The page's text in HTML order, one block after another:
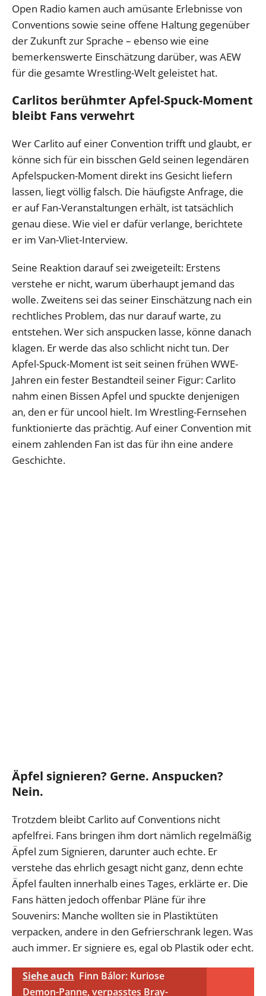
Open Radio kamen auch amüsante Erlebnisse von
Conventions sowie seine offene Haltung gegenüber
der Zukunft zur Sprache – ebenso wie eine
bemerkenswerte Einschätzung darüber, was AEW
für die gesamte Wrestling-Welt geleistet hat.
Carlitos berühmter Apfel-Spuck-Moment
bleibt Fans verwehrt
Wer Carlito auf einer Convention trifft und glaubt, er
könne sich für ein bisschen Geld seinen legendären
Apfelspucken-Moment direkt ins Gesicht liefern
lassen, liegt völlig falsch. Die häufigste Anfrage, die
er auf Fan-Veranstaltungen erhält, ist tatsächlich
genau diese. Wie viel er dafür verlange, berichtete
er im Van-Vliet-Interview.
Seine Reaktion darauf sei zweigeteilt: Erstens
verstehe er nicht, warum überhaupt jemand das
wolle. Zweitens sei das seiner Einschätzung nach ein
rechtliches Problem, das nur darauf warte, zu
entstehen. Wer sich anspucken lasse, könne danach
klagen. Er werde das also schlicht nicht tun. Der
Apfel-Spuck-Moment ist seit seinen frühen WWE-
Jahren ein fester Bestandteil seiner Figur: Carlito
nahm einen Bissen Apfel und spuckte denjenigen
an, den er für uncool hielt. Im Wrestling-Fernsehen
funktionierte das prächtig. Auf einer Convention mit
einem zahlenden Fan ist das für ihn eine andere
Geschichte.
Äpfel signieren? Gerne. Anspucken?
Nein.
Trotzdem bleibt Carlito auf Conventions nicht
apfelfrei. Fans bringen ihm dort nämlich regelmäßig
Äpfel zum Signieren, darunter auch echte. Er
verstehe das ehrlich gesagt nicht ganz, denn echte
Äpfel faulten innerhalb eines Tages, erklärte er. Die
Fans hätten jedoch offenbar Pläne für ihre
Souvenirs: Manche wollten sie in Plastiktüten
verpacken, andere in den Gefrierschrank legen. Was
auch immer. Er signiere es, egal ob Plastik oder echt.
Siehe auch Finn Bálor: Kuriose
Demon-Panne, verpasstes Bray-